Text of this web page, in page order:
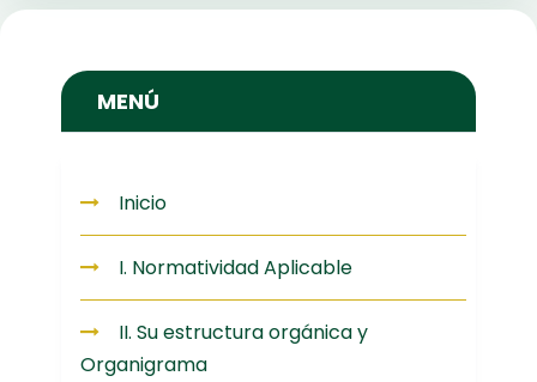
MENÚ
Inicio
I. Normatividad Aplicable
II. Su estructura orgánica y
Organigrama